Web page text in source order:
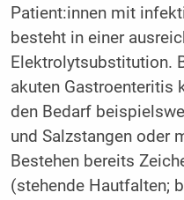
Patient:innen mit
besteht in einer
Elektrolytsubstitution.
akuten Gastroenteritis
den Bedarf
und Salzstangen oder
Bestehen bereits
(stehende Hautfalten;